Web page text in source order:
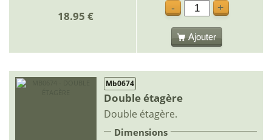
18.95 €
-
+
Ajouter
Mb0674
Double étagère
Double étagère.
Dimensions